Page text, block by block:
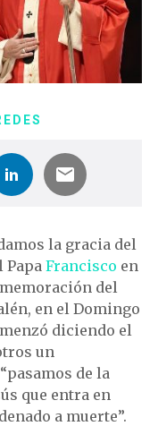
la gracia del
Papa Francisco en
del
en el Domingo
diciendo el
un
de la
que entra en
a muerte”.